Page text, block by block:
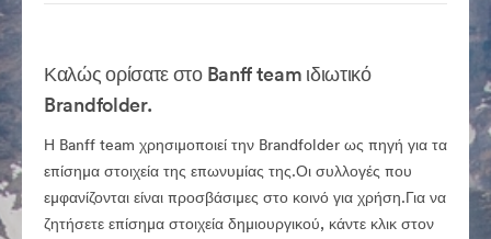
Καλώς ορίσατε στο Banff team ιδιωτικό
Brandfolder.
Η Banff team χρησιμοποιεί την Brandfolder ως πηγή για τα
επίσημα στοιχεία της επωνυμίας της.Οι συλλογές που
εμφανίζονται είναι προσβάσιμες στο κοινό για χρήση.Για να
ζητήσετε επίσημα στοιχεία δημιουργικού, κάντε κλικ στον